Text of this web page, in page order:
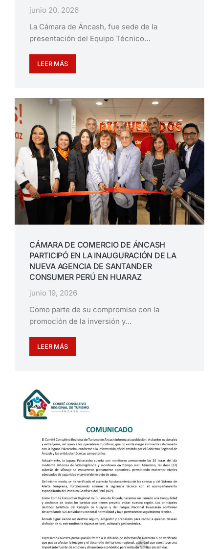
junio 20, 2026
La Cámara de Áncash, fue sede de la
presentación del Equipo Técnico…
LEER MÁS
CÁMARA DE COMERCIO DE ÁNCASH
PARTICIPÓ EN LA INAUGURACIÓN DE LA
NUEVA AGENCIA DE SANTANDER
CONSUMER PERÚ EN HUARAZ
junio 19, 2026
Como parte de su compromiso con la
promoción de la inversión y…
LEER MÁS